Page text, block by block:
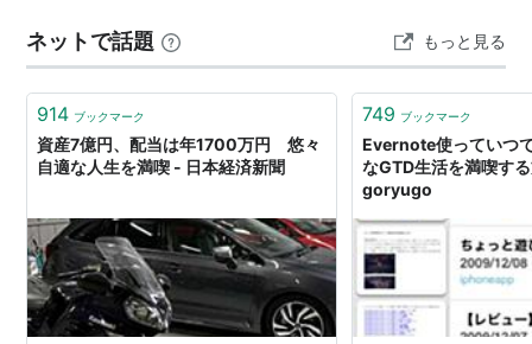
■ 続いてお昼ご飯 ○ そうめん■ お次はチョコザップ■…
ネットで話題 もっと見る
914 ブックマーク
資産7億円、配当は年1700万円 悠々
自適な人生を満喫 - 日本経済新聞
749 ブックマーク
Evernote使っていつ
なGTD生活を満喫す
goryugo